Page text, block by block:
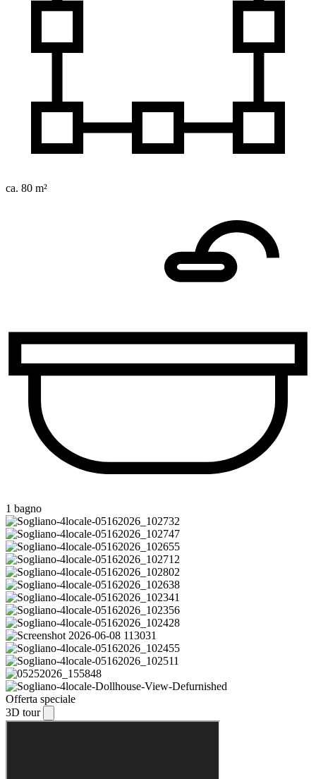
ca. 80 m²
1 bagno
Offerta speciale
3D tour